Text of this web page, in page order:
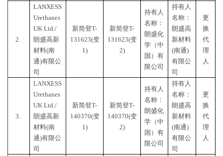
2.
LANXESS
Urethanes
UK Ltd./
朗盛高新
材料(南
通)有限公
司
新简登T-
131623(变
1)
新简登T-
131623(变
2)
持有人
名称：
朗盛化
学（中
国）有
限公司
持有人
名称：
朗盛高
新材料
(南通)
有限公
司
更
换
代
理
人
3.
LANXESS
Urethanes
UK Ltd./
朗盛高新
材料(南
通)有限公
司
新简登T-
140370(变
1)
新简登T-
140370(变
2)
持有人
名称：
朗盛化
学（中
国）有
限公司
持有人
名称：
朗盛高
新材料
(南通)
有限公
司
更
换
代
理
人